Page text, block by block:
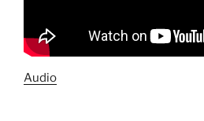
Audio